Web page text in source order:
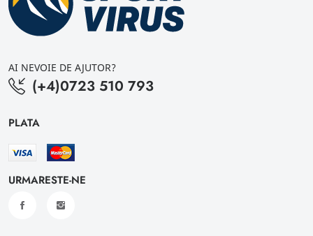
AI NEVOIE DE AJUTOR?
(+4)0723 510 793
PLATA
URMARESTE-NE